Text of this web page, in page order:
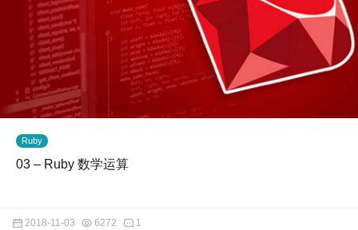
Ruby
03 – Ruby 数学运算
2018-11-03 6272 1